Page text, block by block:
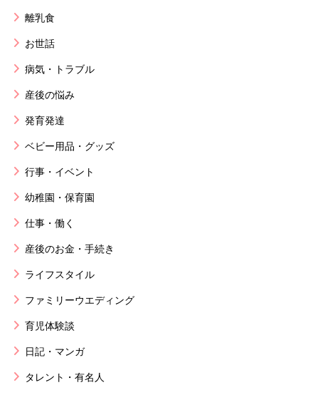
離乳食
お世話
病気・トラブル
産後の悩み
発育発達
ベビー用品・グッズ
行事・イベント
幼稚園・保育園
仕事・働く
産後のお金・手続き
ライフスタイル
ファミリーウエディング
育児体験談
日記・マンガ
タレント・有名人